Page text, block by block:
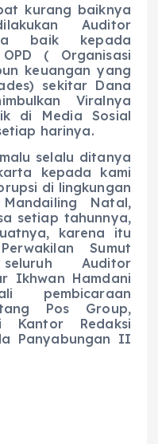
baiknya
Auditor
baik kepada
( Organisasi
keuangan yang
sekitar Dana
Viralnya
di Media Sosial
harinya.
selalu ditanya
kepada kami
di lingkungan
Natal,
setiap tahunnya,
karena itu
Sumut
Auditor
Ikhwan Hamdani
pembicaraan
Pos Group,
Redaksi
Panyabungan II